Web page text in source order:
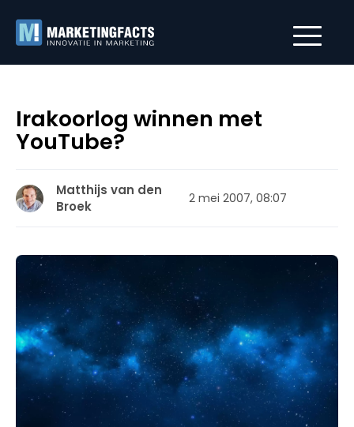
Irakoorlog winnen met
YouTube?
Matthijs van den
Broek
2 mei 2007, 08:07